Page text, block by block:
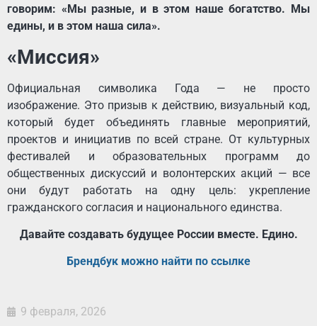
говорим: «Мы разные, и в этом наше богатство. Мы
едины, и в этом наша сила».
«Миссия»
Официальная символика Года — не просто
изображение. Это призыв к действию, визуальный код,
который будет объединять главные мероприятий,
проектов и инициатив по всей стране. От культурных
фестивалей и образовательных программ до
общественных дискуссий и волонтерских акций — все
они будут работать на одну цель: укрепление
гражданского согласия и национального единства.
Давайте создавать будущее России вместе. Едино.
Брендбук можно найти по ссылке
9 февраля, 2026